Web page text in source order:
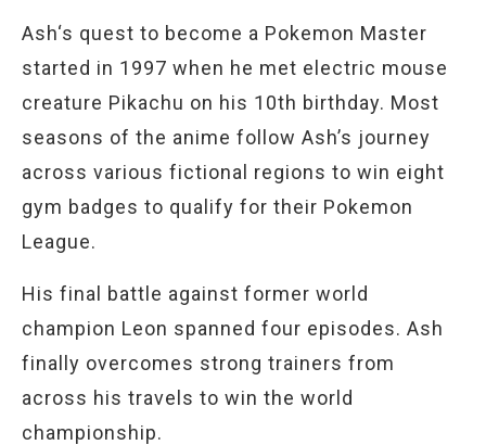
Ash‘s quest to become a Pokemon Master
started in 1997 when he met electric mouse
creature Pikachu on his 10th birthday. Most
seasons of the anime follow Ash’s journey
across various fictional regions to win eight
gym badges to qualify for their Pokemon
League.
His final battle against former world
champion Leon spanned four episodes. Ash
finally overcomes strong trainers from
across his travels to win the world
championship.